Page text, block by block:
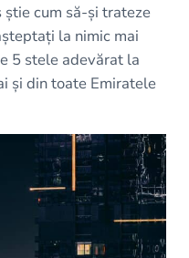
știe cum să-și trateze
la nimic mai
5 stele adevărat la
și din toate Emiratele